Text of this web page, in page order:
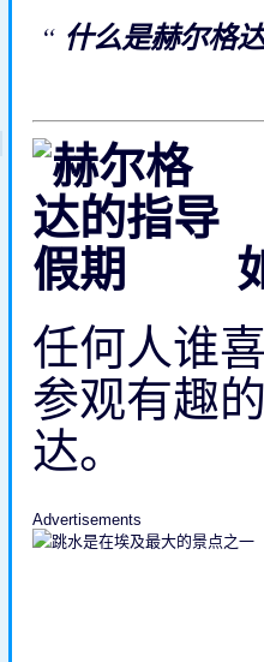
“ 什么是赫尔格
任何人谁
参观有趣
达。
Advertisements